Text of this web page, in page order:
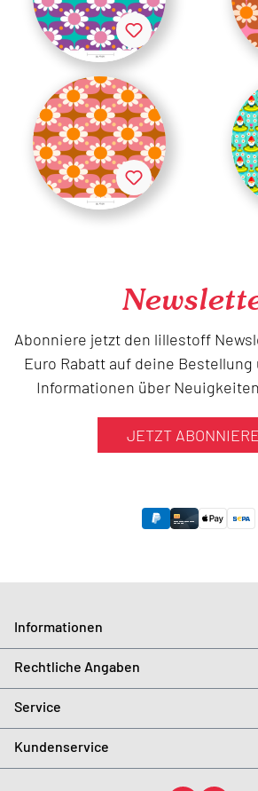
Abonniere jetzt den lillestoff
Euro Rabatt auf deine
Informationen über
JETZT
Informationen
Rechtliche Angaben
Service
Kundenservice